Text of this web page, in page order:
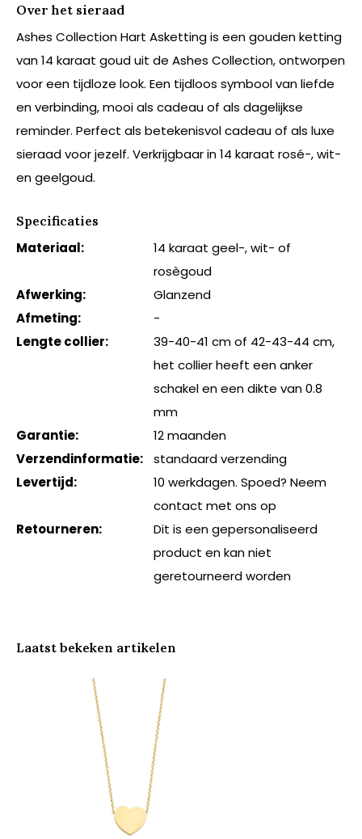
Over het sieraad
Ashes Collection Hart Asketting is een gouden ketting
van 14 karaat goud uit de Ashes Collection, ontworpen
voor een tijdloze look. Een tijdloos symbool van liefde
en verbinding, mooi als cadeau of als dagelijkse
reminder. Perfect als betekenisvol cadeau of als luxe
sieraad voor jezelf. Verkrijgbaar in 14 karaat rosé-, wit-
en geelgoud.
Specificaties
Materiaal:
14 karaat geel-, wit- of
rosègoud
Afwerking:
Glanzend
Afmeting:
-
Lengte collier:
39-40-41 cm of 42-43-44 cm,
het collier heeft een anker
schakel en een dikte van 0.8
mm
Garantie:
12 maanden
Verzendinformatie:
standaard verzending
Levertijd:
10 werkdagen. Spoed? Neem
contact met ons op
Retourneren:
Dit is een gepersonaliseerd
product en kan niet
geretourneerd worden
Laatst bekeken artikelen